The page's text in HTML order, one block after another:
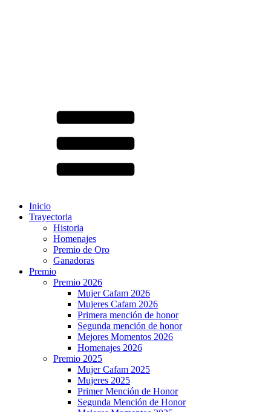
Inicio
Trayectoria
Historia
Homenajes
Premio de Oro
Ganadoras
Premio
Premio 2026
Mujer Cafam 2026
Mujeres Cafam 2026
Primera mención de honor
Segunda mención de honor
Mejores Momentos 2026
Homenajes 2026
Premio 2025
Mujer Cafam 2025
Mujeres 2025
Primer Mención de Honor
Segunda Mención de Honor